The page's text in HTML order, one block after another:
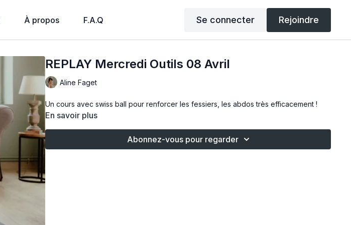
À propos F.A.Q Se connecter Rejoindre
REPLAY Mercredi Outils 08 Avril
Aline Faget
Un cours avec swiss ball pour renforcer les fessiers, les abdos très efficacement !
En savoir plus
Abonnez-vous pour regarder